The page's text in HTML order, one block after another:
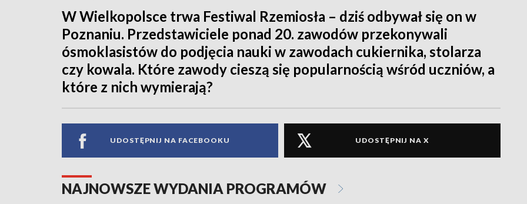
W Wielkopolsce trwa Festiwal Rzemiosła – dziś odbywał się on w
Poznaniu. Przedstawiciele ponad 20. zawodów przekonywali
ósmoklasistów do podjęcia nauki w zawodach cukiernika, stolarza
czy kowala. Które zawody cieszą się popularnością wśród uczniów, a
które z nich wymierają?
UDOSTĘPNIJ NA FACEBOOKU UDOSTĘPNIJ NA X
NAJNOWSZE WYDANIA PROGRAMÓW